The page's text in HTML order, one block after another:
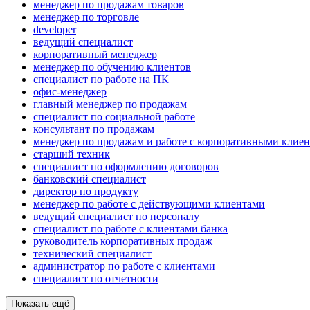
менеджер по продажам товаров
менеджер по торговле
developer
ведущий специалист
корпоративный менеджер
менеджер по обучению клиентов
специалист по работе на ПК
офис-менеджер
главный менеджер по продажам
специалист по социальной работе
консультант по продажам
менеджер по продажам и работе с корпоративными
старший техник
специалист по оформлению договоров
банковский специалист
директор по продукту
менеджер по работе с действующими клиентами
ведущий специалист по персоналу
специалист по работе с клиентами банка
руководитель корпоративных продаж
технический специалист
администратор по работе с клиентами
специалист по отчетности
Показать ещё